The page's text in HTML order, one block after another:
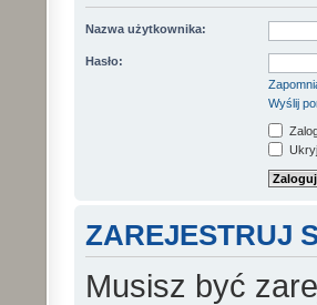
Nazwa użytkownika:
Hasło:
Wyślij
ZAREJESTRUJ
Musisz być